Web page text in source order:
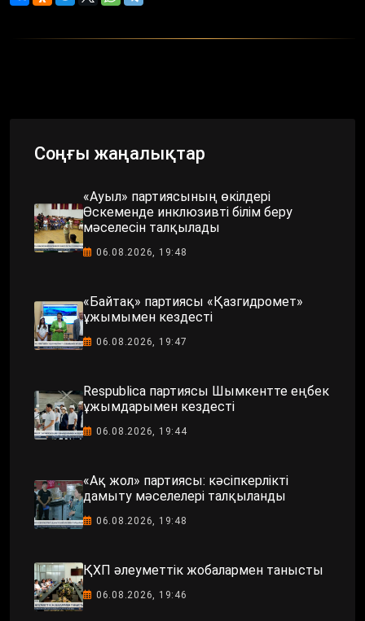
Соңғы жаңалықтар
«Ауыл» партиясының өкілдері
Өскеменде инклюзивті білім беру
мәселесін талқылады
06.08.2026, 19:48
«Байтақ» партиясы «Қазгидромет»
ұжымымен кездесті
06.08.2026, 19:47
Respublica партиясы Шымкентте еңбек
ұжымдарымен кездесті
06.08.2026, 19:44
«Ақ жол» партиясы: кәсіпкерлікті
дамыту мәселелері талқыланды
06.08.2026, 19:48
ҚХП әлеуметтік жобалармен танысты
06.08.2026, 19:46